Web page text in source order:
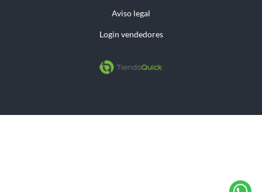
Aviso legal
Login vendedores